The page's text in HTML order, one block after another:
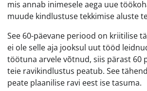
mis annab inimesele aega uue
muude kindlustuse tekkimise aluste
See 60-päevane periood on kriitilise
ei ole selle aja jooksul uut tööd
töötuna arvele võtnud, siis pärast 60
teie ravikindlustus peatub. See
peate plaanilise ravi eest ise tasuma.